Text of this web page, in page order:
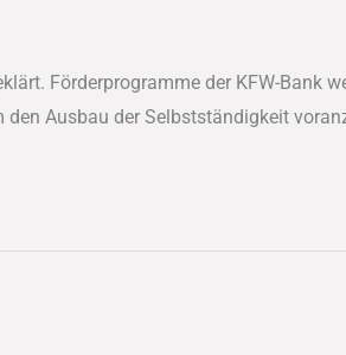
Förderprogramme der KFW-Bank
Ausbau der Selbstständigkeit